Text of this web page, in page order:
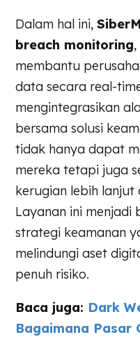
Dalam hal ini,
breach monitoring
membantu
data secara real-
mengintegrasikan
bersama solusi
tidak hanya dapat
mereka tetapi juga
kerugian lebih
Layanan ini menjadi
strategi keamanan
melindungi aset
penuh risiko.
Baca juga: Dark
Bagaimana Pasar